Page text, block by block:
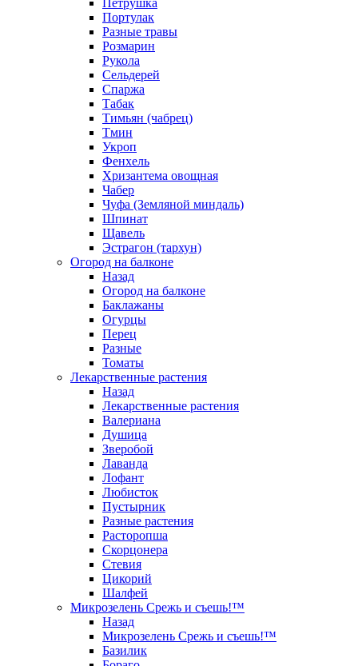
Петрушка
Портулак
Разные травы
Розмарин
Рукола
Сельдерей
Спаржа
Табак
Тимьян (чабрец)
Тмин
Укроп
Фенхель
Хризантема овощная
Чабер
Чуфа (Земляной миндаль)
Шпинат
Щавель
Эстрагон (тархун)
Огород на балконе
Назад
Огород на балконе
Баклажаны
Огурцы
Перец
Разные
Томаты
Лекарственные растения
Назад
Лекарственные растения
Валериана
Душица
Зверобой
Лаванда
Лофант
Любисток
Пустырник
Разные растения
Расторопша
Скорцонера
Стевия
Цикорий
Шалфей
Микрозелень Срежь и съешь!™
Назад
Микрозелень Срежь и съешь!™
Базилик